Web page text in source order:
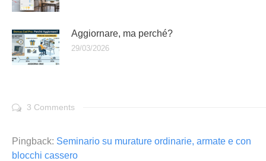
Aggiornare, ma perché?
29/03/2026
3 Comments
Pingback: Seminario su murature ordinarie, armate e con
blocchi cassero